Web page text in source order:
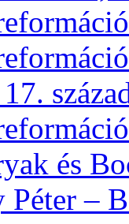
és
Péter –